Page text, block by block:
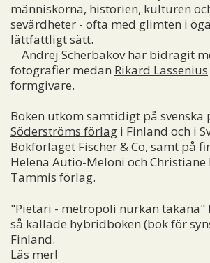
människorna, historien, kulturen
sevärdheter - ofta med glimten i
lättfattligt sätt.
Andrej Scherbakovhar bidragit
fotografier medan Rikard Lassenius
formgivare.
Boken utkom samtidigt på svenska
Söderströms förlag i Finland och i
Bokförlaget Fischer & Co, samt på
Helena Autio-Meloni och Christiane
Tammis förlag.
"Pietari - metropoli nurkan takana"
så kallade hybridboken (bok för
Finland.
Läs mer!